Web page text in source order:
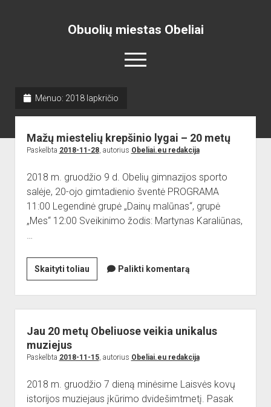
Obuolių miestas Obeliai
open
menu
dropdown
menu
Skelbimai
Projektai
open
Obelių paminklas
dropdown
menu
Lankytinos vietos
open
dropdown
menu
Bažnyčia
Muziejus
Obelių gimnazija
open
dropdown
menu
Gimnazistų naujienos
Gimnazistų kūryba
Kraštiečių kūryba
NUOTRAUKOS
menu
Sėlos Ramuva
Apie mus
open
dropdown
Obelių biblioteka
Paremkite Obelius
Mėnuo: 2018 lapkričio
Mažų miestelių krepšinio lygai – 20 metų
Paskelbta 2018-11-28, autorius Obeliai.eu redakcija
2018 m. gruodžio 9 d. Obelių gimnazijos sporto
salėje, 20-ojo gimtadienio šventė PROGRAMA
11:00 Legendinė grupė „Dainų malūnas“, grupė
„Mes“ 12:00 Sveikinimo žodis: Martynas Karaliūnas,
…
Skaityti toliauMažų
miestelių
krepšinio
lygai
–
metų
Palikti komentarą
Jau 20 metų Obeliuose veikia unikalus
muziejus
Paskelbta 2018-11-15, autorius Obeliai.eu redakcija
2018 m. gruodžio 7 dieną minėsime Laisvės kovų
istorijos muziejaus įkūrimo dvidešimtmetį. Pasak